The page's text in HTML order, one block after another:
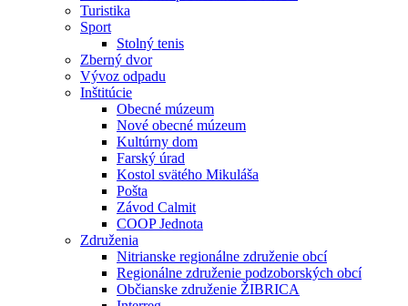
Turistika
Sport
Stolný tenis
Zberný dvor
Vývoz odpadu
Inštitúcie
Obecné múzeum
Nové obecné múzeum
Kultúrny dom
Farský úrad
Kostol svätého Mikuláša
Pošta
Závod Calmit
COOP Jednota
Združenia
Nitrianske regionálne združenie obcí
Regionálne združenie podzoborských obcí
Občianske združenie ŽIBRICA